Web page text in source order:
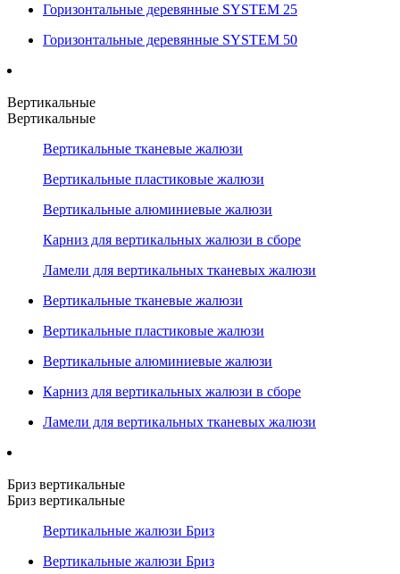
Горизонтальные деревянные SYSTEM 25
Горизонтальные деревянные SYSTEM 50
Вертикальные
Вертикальные
Вертикальные тканевые жалюзи
Вертикальные пластиковые жалюзи
Вертикальные алюминиевые жалюзи
Карниз для вертикальных жалюзи в сборе
Ламели для вертикальных тканевых жалюзи
Вертикальные тканевые жалюзи
Вертикальные пластиковые жалюзи
Вертикальные алюминиевые жалюзи
Карниз для вертикальных жалюзи в сборе
Ламели для вертикальных тканевых жалюзи
Бриз вертикальные
Бриз вертикальные
Вертикальные жалюзи Бриз
Вертикальные жалюзи Бриз